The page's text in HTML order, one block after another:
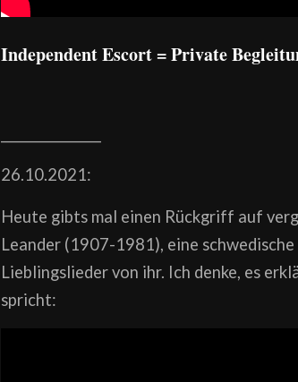
Independent Escort = Private
26.10.2021:
Heute gibts mal einen Rückgriff auf
Leander (1907-1981), eine
Lieblingslieder von ihr. Ich denke, es
spricht: